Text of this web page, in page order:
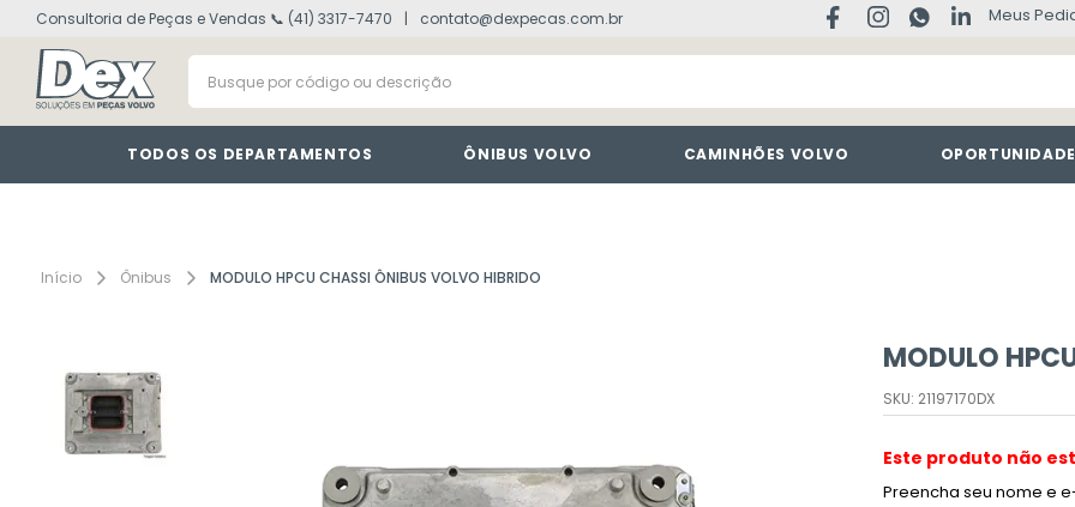
Consultoria de Peças e Vendas 📞 (41) 3317-7470 contato@dexpecas.com.br Meus
Busque por código ou descrição
TODOS OS DEPARTAMENTOS ÔNIBUS VOLVO CAMINHÕES VOLVO
Ônibus MODULO HPCU CHASSI ÔNIBUS VOLVO HIBRIDO
MODULO
SKU: 21197170DX
Este produto não
1º volvo fh
3º vm
4º farol
5º defletor
7º interruptor